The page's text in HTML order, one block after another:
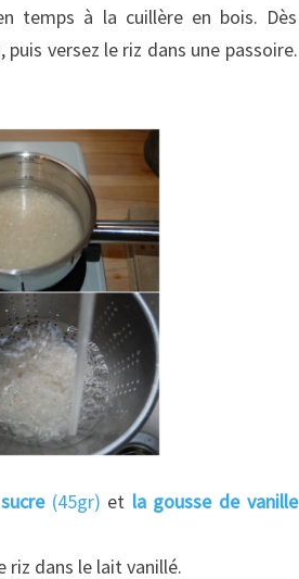
temps à la cuillère en bois. Dès
versez le riz dans une passoire.
(45gr) et la gousse de vanille
riz dans le lait vanillé.